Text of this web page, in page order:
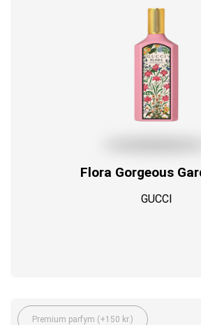
Flora Gorgeous
GUCCI
Premium parfym (+150 kr.)